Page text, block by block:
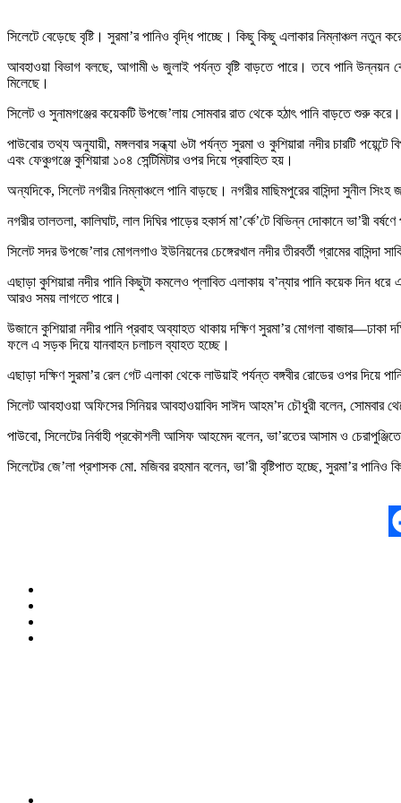
সিলেটে বেড়েছে বৃষ্টি। সুরমা’র পানিও বৃদ্ধি পাচ্ছে। কিছু কিছু এলাকার নিম্নাঞ্চল নতুন
আবহাওয়া বিভাগ বলছে, আগামী ৬ জুলাই পর্যন্ত বৃষ্টি বাড়তে পারে। তবে পানি উন্নয়ন
মিলেছে।
সিলেট ও সুনামগঞ্জের কয়েকটি উপজে’লায় সোমবার রাত থেকে হঠাৎ পানি বাড়তে শুরু
পাউবোর তথ্য অনুযায়ী, মঙ্গলবার সন্ধ্যা ৬টা পর্যন্ত সুরমা ও কুশিয়ারা নদীর চারটি পয়েন্টে
এবং ফেঞ্চুগঞ্জে কুশিয়ারা ১০৪ সেন্টিমিটার ওপর দিয়ে প্রবাহিত হয়।
অন্যদিকে, সিলেট নগরীর নিম্নাঞ্চলে পানি বাড়ছে। নগরীর মাছিমপুরের বাসিন্দা সুনীল
নগরীর তালতলা, কালিঘাট, লাল দিঘির পাড়ের হকার্স মা’র্কে’টে বিভিন্ন দোকানে ভা’রী
সিলেট সদর উপজে’লার মোগলগাও ইউনিয়নের চেঙ্গেরখাল নদীর তীরবর্তী গ্রামের
এছাড়া কুশিয়ারা নদীর পানি কিছুটা কমলেও প্লাবিত এলাকায় ব’ন্যার পানি কয়েক দিন
আরও সময় লাগতে পারে।
উজানে কুশিয়ারা নদীর পানি প্রবাহ অব্যাহত থাকায় দক্ষিণ সুরমা’র মোগলা
ফলে এ সড়ক দিয়ে যানবাহন চলাচল ব্যাহত হচ্ছে।
এছাড়া দক্ষিণ সুরমা’র রেল গেট এলাকা থেকে লাউয়াই পর্যন্ত বঙ্গবীর রোডের ওপর দিয়ে
সিলেট আবহাওয়া অফিসের সিনিয়র আবহাওয়াবিদ সাঈদ আহম’দ চৌধুরী বলেন, সোমবার থেকে
পাউবো, সিলেটের নির্বাহী প্রকৌশলী আসিফ আহমেদ বলেন, ভা’রতের আসাম ও
সিলেটের জে’লা প্রশাসক মো. মজিবর রহমান বলেন, ভা’রী বৃষ্টিপাত হচ্ছে, সুরমা’র